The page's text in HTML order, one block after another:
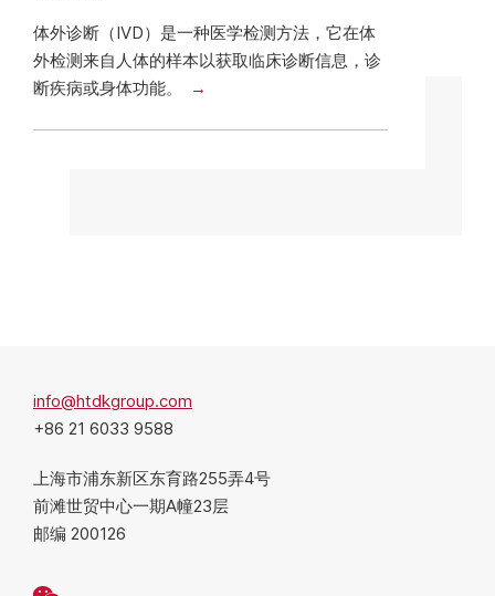
体外诊断（IVD）是一种医学检测方法，它在体
外检测来自人体的样本以获取临床诊断信息，诊
断疾病或身体功能。
info@htdkgroup.com
+86 21 6033 9588
上海市浦东新区东育路255弄4号
前滩世贸中心一期A幢23层
邮编 200126